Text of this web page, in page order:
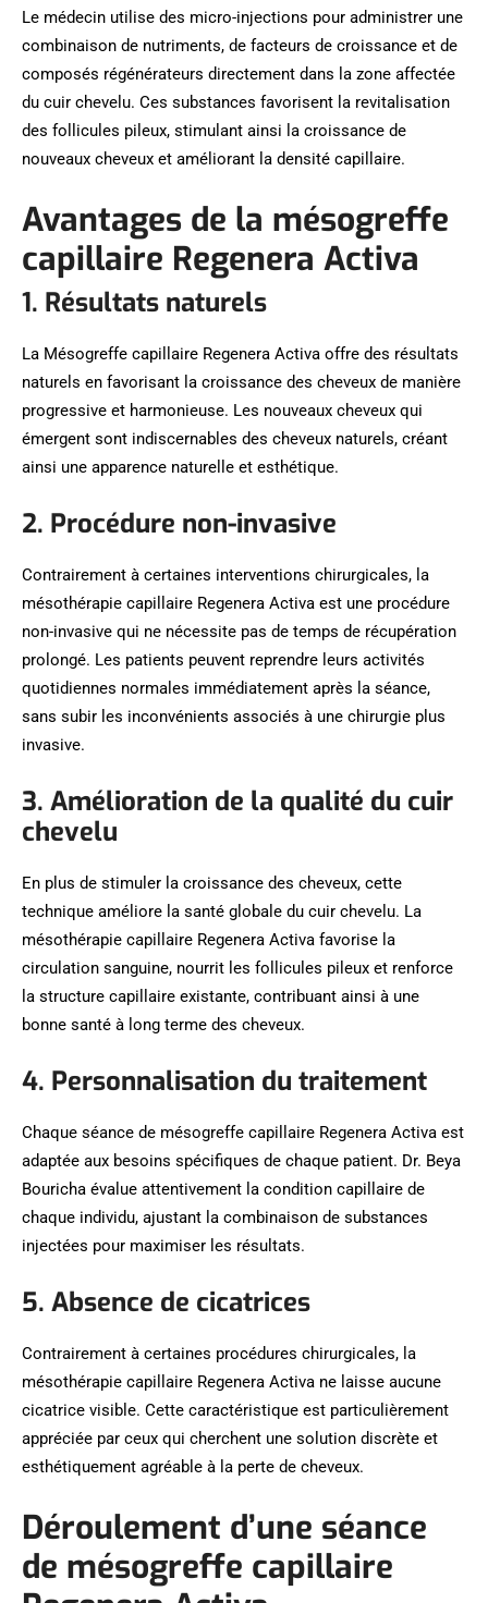
Le médecin utilise des micro-injections pour administrer une
combinaison de nutriments, de facteurs de croissance et de
composés régénérateurs directement dans la zone affectée
du cuir chevelu. Ces substances favorisent la revitalisation
des follicules pileux, stimulant ainsi la croissance de
nouveaux cheveux et améliorant la densité capillaire.
Avantages de la mésogreffe
capillaire Regenera Activa
1. Résultats naturels
La Mésogreffe capillaire Regenera Activa offre des résultats
naturels en favorisant la croissance des cheveux de manière
progressive et harmonieuse. Les nouveaux cheveux qui
émergent sont indiscernables des cheveux naturels, créant
ainsi une apparence naturelle et esthétique.
2. Procédure non-invasive
Contrairement à certaines interventions chirurgicales, la
mésothérapie capillaire Regenera Activa est une procédure
non-invasive qui ne nécessite pas de temps de récupération
prolongé. Les patients peuvent reprendre leurs activités
quotidiennes normales immédiatement après la séance,
sans subir les inconvénients associés à une chirurgie plus
invasive.
3. Amélioration de la qualité du cuir
chevelu
En plus de stimuler la croissance des cheveux, cette
technique améliore la santé globale du cuir chevelu. La
mésothérapie capillaire Regenera Activa favorise la
circulation sanguine, nourrit les follicules pileux et renforce
la structure capillaire existante, contribuant ainsi à une
bonne santé à long terme des cheveux.
4. Personnalisation du traitement
Chaque séance de mésogreffe capillaire Regenera Activa est
adaptée aux besoins spécifiques de chaque patient. Dr. Beya
Bouricha évalue attentivement la condition capillaire de
chaque individu, ajustant la combinaison de substances
injectées pour maximiser les résultats.
5. Absence de cicatrices
Contrairement à certaines procédures chirurgicales, la
mésothérapie capillaire Regenera Activa ne laisse aucune
cicatrice visible. Cette caractéristique est particulièrement
appréciée par ceux qui cherchent une solution discrète et
esthétiquement agréable à la perte de cheveux.
Déroulement d’une séance
de mésogreffe capillaire